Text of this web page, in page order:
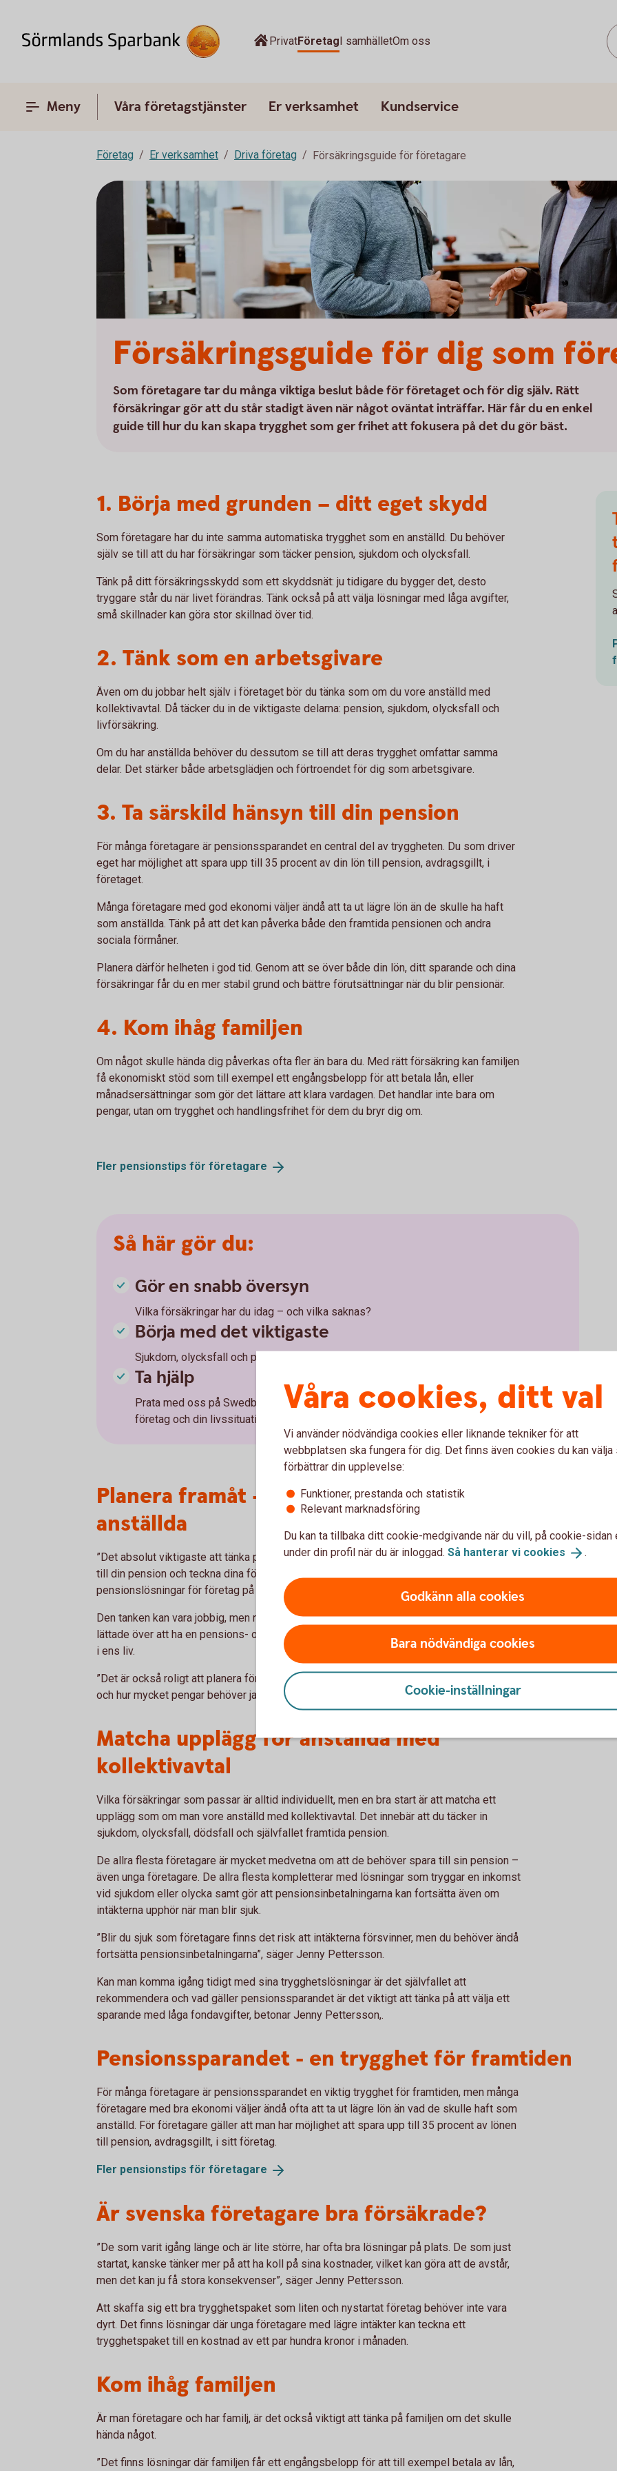
PrivatFöretagI samhälletOm oss
Meny Våra företagstjänster Er verksamhet Kundservice
Företag Er verksamhet Driva företag Försäkringsguide för företagare
Försäkringsguide för dig som
Som företagare tar du många viktiga beslut både för företaget och för dig själv. Rätt
försäkringar gör att du står stadigt även när något oväntat inträffar. Här får du en enkel
guide till hur du kan skapa trygghet som ger frihet att fokusera på det du gör bäst.
1. Börja med grunden – ditt eget skydd
Som företagare har du inte samma automatiska trygghet som en anställd. Du behöver
själv se till att du har försäkringar som täcker pension, sjukdom och olycksfall.
Tänk på ditt försäkringsskydd som ett skyddsnät: ju tidigare du bygger det, desto
tryggare står du när livet förändras. Tänk också på att välja lösningar med låga avgifter,
små skillnader kan göra stor skillnad över tid.
2. Tänk som en arbetsgivare
Även om du jobbar helt själv i företaget bör du tänka som om du vore anställd med
kollektivavtal. Då täcker du in de viktigaste delarna: pension, sjukdom, olycksfall och
livförsäkring.
Om du har anställda behöver du dessutom se till att deras trygghet omfattar samma
delar. Det stärker både arbetsglädjen och förtroendet för dig som arbetsgivare.
3. Ta särskild hänsyn till din pension
För många företagare är pensionssparandet en central del av tryggheten. Du som driver
eget har möjlighet att spara upp till 35 procent av din lön till pension, avdragsgillt, i
företaget.
Många företagare med god ekonomi väljer ändå att ta ut lägre lön än de skulle ha haft
som anställda. Tänk på att det kan påverka både den framtida pensionen och andra
sociala förmåner.
Planera därför helheten i god tid. Genom att se över både din lön, ditt sparande och dina
försäkringar får du en mer stabil grund och bättre förutsättningar när du blir pensionär.
4. Kom ihåg familjen
Om något skulle hända dig påverkas ofta fler än bara du. Med rätt försäkring kan familjen
få ekonomiskt stöd som till exempel ett engångsbelopp för att betala lån, eller
månadsersättningar som gör det lättare att klara vardagen. Det handlar inte bara om
pengar, utan om trygghet och handlingsfrihet för dem du bryr dig om.
Fler pensionstips för företagare
Så här gör du:
Gör en snabb översyn
Vilka försäkringar har du idag – och vilka saknas?
Börja med det viktigaste
Sjukdom, olycksfall och pension är en bra grund.
Ta hjälp
Prata med oss på Swedbank – vi hjälper dig att hitta ett upplägg som passar just ditt
företag och din livssituation.
Planera framåt – för dig själv, familjen och
anställda
”Det absolut viktigaste att tänka på för dig som företagare är att du själv behöver spara
till din pension och teckna dina försäkringar”, säger Jenny Pettersson, specialist på
pensionslösningar för företag på Swedbank.
Den tanken kan vara jobbig, men när jobbet väl är gjort känner många företagare sig
lättade över att ha en pensions- och trygghetslösning på plats, vilket kan vara avgörande
i ens liv.
”Det är också roligt att planera för framtiden: Vad ska jag göra, när vill jag gå i pension
och hur mycket pengar behöver jag”, säger Jenny Pettersson.
Matcha upplägg för anställda med
kollektivavtal
Vilka försäkringar som passar är alltid individuellt, men en bra start är att matcha ett
upplägg som om man vore anställd med kollektivavtal. Det innebär att du täcker in
sjukdom, olycksfall, dödsfall och självfallet framtida pension.
De allra flesta företagare är mycket medvetna om att de behöver spara till sin pension –
även unga företagare. De allra flesta kompletterar med lösningar som tryggar en inkomst
vid sjukdom eller olycka samt gör att pensionsinbetalningarna kan fortsätta även om
intäkterna upphör när man blir sjuk.
”Blir du sjuk som företagare finns det risk att intäkterna försvinner, men du behöver ändå
fortsätta pensionsinbetalningarna”, säger Jenny Pettersson.
Kan man komma igång tidigt med sina trygghetslösningar är det självfallet att
rekommendera och vad gäller pensionssparandet är det viktigt att tänka på att välja ett
sparande med låga fondavgifter, betonar Jenny Pettersson,.
Pensionssparandet - en trygghet för framtiden
För många företagare är pensionssparandet en viktig trygghet för framtiden, men många
företagare med bra ekonomi väljer ändå ofta att ta ut lägre lön än vad de skulle haft som
anställd. För företagare gäller att man har möjlighet att spara upp till 35 procent av lönen
till pension, avdragsgillt, i sitt företag.
Fler pensionstips för företagare
Är svenska företagare bra försäkrade?
”De som varit igång länge och är lite större, har ofta bra lösningar på plats. De som just
startat, kanske tänker mer på att ha koll på sina kostnader, vilket kan göra att de avstår,
men det kan ju få stora konsekvenser”, säger Jenny Pettersson.
Att skaffa sig ett bra trygghetspaket som liten och nystartat företag behöver inte vara
dyrt. Det finns lösningar där unga företagare med lägre intäkter kan teckna ett
trygghetspaket till en kostnad av ett par hundra kronor i månaden.
Kom ihåg familjen
Är man företagare och har familj, är det också viktigt att tänka på familjen om det skulle
hända något.
”Det finns lösningar där familjen får ett engångsbelopp för att till exempel betala av lån,
Våra cookies, ditt val
Vi använder nödvändiga cookies eller liknande tekniker för att
webbplatsen ska fungera för dig. Det finns även cookies du kan välja
förbättrar din upplevelse:
Funktioner, prestanda och statistik
Relevant marknadsföring
Du kan ta tillbaka ditt cookie-medgivande när du vill, på cookie-sidan
under din profil när du är inloggad. Så hanterar vi cookies .
Godkänn alla cookies
Bara nödvändiga cookies
Cookie-inställningar